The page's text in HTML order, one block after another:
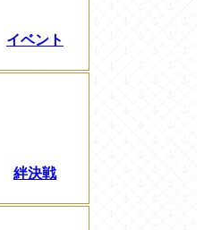
イベント
絆決戦